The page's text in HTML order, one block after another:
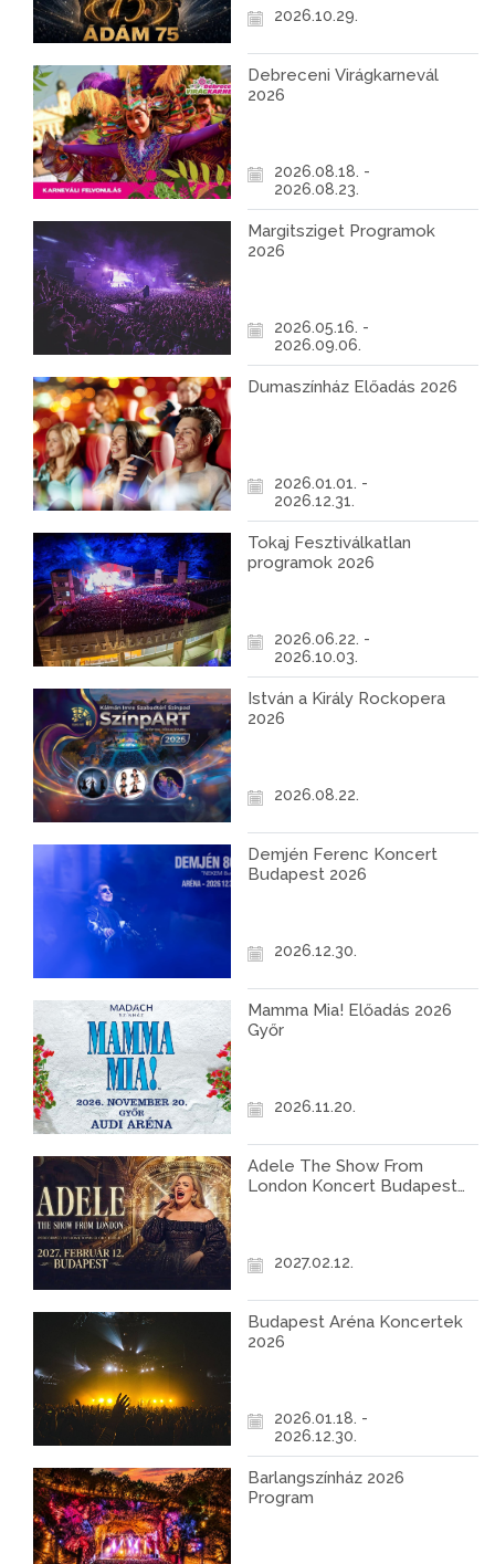
2026.10.29.
Debreceni Virágkarnevál
2026
2026.08.18. -
2026.08.23.
Margitsziget Programok
2026
2026.05.16. -
2026.09.06.
Dumaszínház Előadás 2026
2026.01.01. -
2026.12.31.
Tokaj Fesztiválkatlan
programok 2026
2026.06.22. -
2026.10.03.
István a Király Rockopera
2026
2026.08.22.
Demjén Ferenc Koncert
Budapest 2026
2026.12.30.
Mamma Mia! Előadás 2026
Győr
2026.11.20.
Adele The Show From
London Koncert Budapest
2027.02.12.
Budapest Aréna Koncertek
2026
2026.01.18. -
2026.12.30.
Barlangszínház 2026
Program